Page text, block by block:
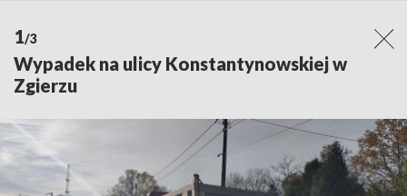
1/3
Wypadek na ulicy Konstantynowskiej w
Zgierzu